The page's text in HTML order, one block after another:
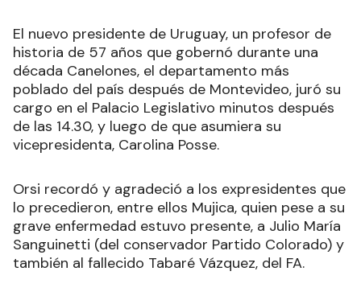
El nuevo presidente de Uruguay, un profesor de
historia de 57 años que gobernó durante una
década Canelones, el departamento más
poblado del país después de Montevideo, juró su
cargo en el Palacio Legislativo minutos después
de las 14.30, y luego de que asumiera su
vicepresidenta, Carolina Posse.
Orsi recordó y agradeció a los expresidentes que
lo precedieron, entre ellos Mujica, quien pese a su
grave enfermedad estuvo presente, a Julio María
Sanguinetti (del conservador Partido Colorado) y
también al fallecido Tabaré Vázquez, del FA.